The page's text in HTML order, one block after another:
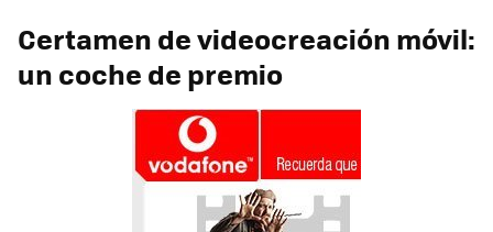
Certamen de videocreación móvil:
un coche de premio